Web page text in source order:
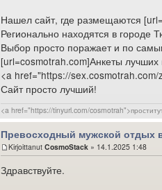
Нашел сайт, где размещаются
Регионально находятся в городе
Выбор просто поражает и по
[url=cosmotrah.com]Анкеты
<a href="https://
Сайт просто лучший!
<a href="https://tinyurl.com/
Превосходный мужской отдых
Kirjoittanut CosmoStack» 14.1.2025 1:48
Здравствуйте.